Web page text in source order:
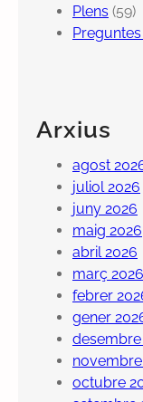
Plens (59)
Arxius
agost
juliol 2026
juny 2026
maig 2026
abril 2026
març 2026
febrer
gener
desembre
octubre